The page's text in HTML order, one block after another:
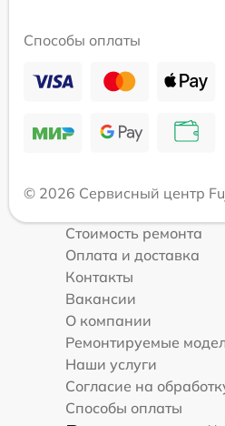
Способы оплаты
© 2026 Сервисный центр
Стоимость ремонта
Оплата и доставка
Контакты
Вакансии
О компании
Ремонтируемые
Наши услуги
Согласие на
Способы оплаты